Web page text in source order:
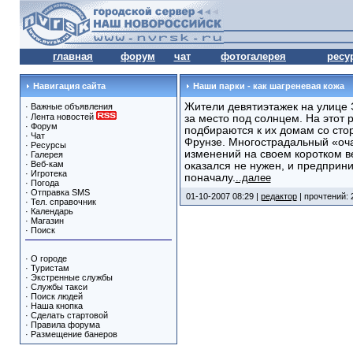
главная форум чат фотогалерея
Навигация сайта
· Важные объявления
· Лента новостей
· Форум
· Чат
· Ресурсы
· Галерея
· Веб-кам
· Игротека
· Погода
· Отправка SMS
· Тел. справочник
· Календарь
· Магазин
· Поиск
· О городе
· Туристам
· Экстренные службы
· Службы такси
· Поиск людей
· Наша кнопка
· Сделать стартовой
· Правила форума
· Размещение банеров
Наши парки - как шагреневая кожа
Жители девятиэтажек на улице
за место под солнцем. На этот
подбираются к их домам со
Фрунзе. Многострадальный
изменений на своем коротком
оказался не нужен, и
поначалу...далее
01-10-2007 08:29 | редактор| прочтений: